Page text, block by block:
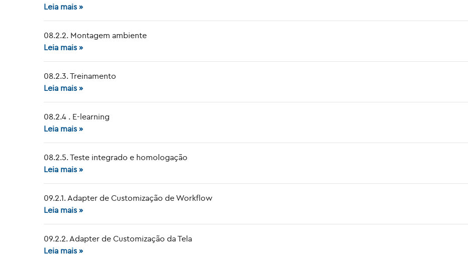
Leia mais »
08.2.2. Montagem ambiente
Leia mais »
08.2.3. Treinamento
Leia mais »
08.2.4 . E-learning
Leia mais »
08.2.5. Teste integrado e homologação
Leia mais »
09.2.1. Adapter de Customização de Workflow
Leia mais »
09.2.2. Adapter de Customização da Tela
Leia mais »